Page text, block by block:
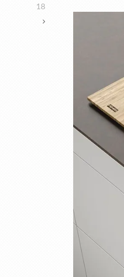
18